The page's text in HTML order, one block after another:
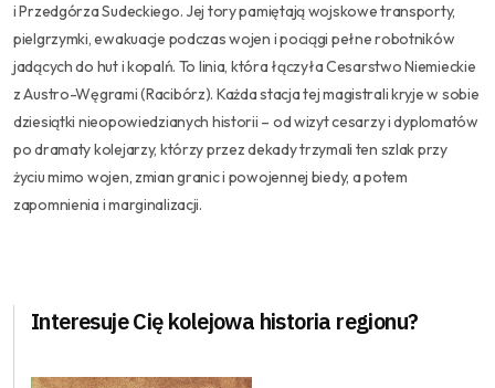
i Przedgórza Sudeckiego. Jej tory pamiętają wojskowe transporty,
pielgrzymki, ewakuacje podczas wojen i pociągi pełne robotników
jadących do hut i kopalń. To linia, która łączyła Cesarstwo Niemieckie
z Austro-Węgrami (Racibórz). Każda stacja tej magistrali kryje w sobie
dziesiątki nieopowiedzianych historii – od wizyt cesarzy i dyplomatów
po dramaty kolejarzy, którzy przez dekady trzymali ten szlak przy
życiu mimo wojen, zmian granic i powojennej biedy, a potem
zapomnienia i marginalizacji.
Interesuje Cię kolejowa historia regionu?